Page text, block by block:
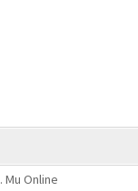
. Mu Online